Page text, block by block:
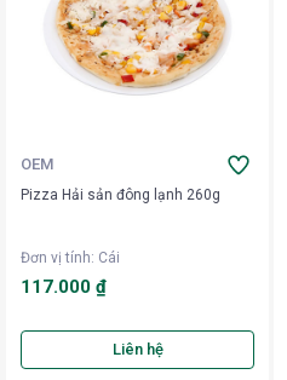
OEM
Pizza Hải sản đông lạnh 260g
Đơn vị tính: Cái
117.000 ₫
Liên hệ